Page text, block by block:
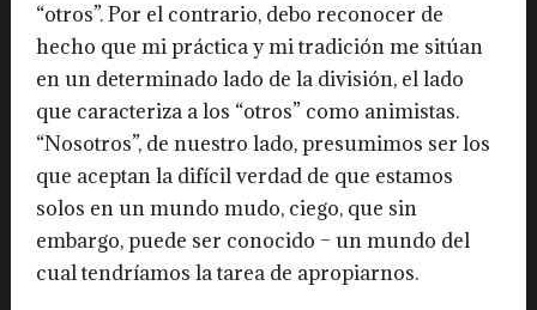
“otros”. Por el contrario, debo reconocer de
hecho que mi práctica y mi tradición me sitúan
en un determinado lado de la división, el lado
que caracteriza a los “otros” como animistas.
“Nosotros”, de nuestro lado, presumimos ser los
que aceptan la difícil verdad de que estamos
solos en un mundo mudo, ciego, que sin
embargo, puede ser conocido – un mundo del
cual tendríamos la tarea de apropiarnos.